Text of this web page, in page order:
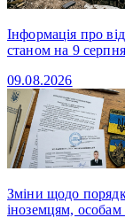
Інформація про
станом на 9
09.08.2026
Зміни щодо
іноземцям, особам